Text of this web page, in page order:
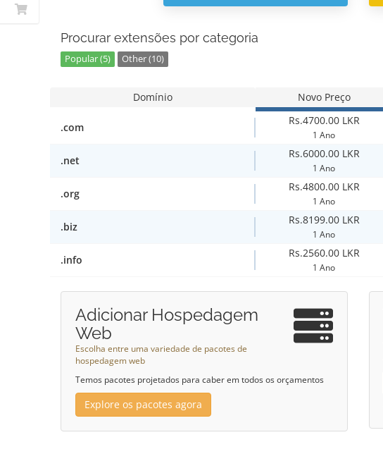
Procurar extensões por categoria
Popular (5) Other (10)
Domínio Novo Preço
.com
Rs.4700.00 LKR
1 Ano
.net
Rs.6000.00 LKR
1 Ano
.org
Rs.4800.00 LKR
1 Ano
.biz
Rs.8199.00 LKR
1 Ano
.info
Rs.2560.00 LKR
1 Ano
Adicionar Hospedagem
Web
Escolha entre uma variedade de pacotes de
hospedagem web
Temos pacotes projetados para caber em todos os orçamentos
Explore os pacotes agora